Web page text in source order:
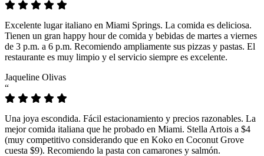
Excelente lugar italiano en Miami Springs. La comida es deliciosa.
Tienen un gran happy hour de comida y bebidas de martes a viernes
de 3 p.m. a 6 p.m. Recomiendo ampliamente sus pizzas y pastas. El
restaurante es muy limpio y el servicio siempre es excelente.
Jaqueline Olivas
“
Una joya escondida. Fácil estacionamiento y precios razonables. La
mejor comida italiana que he probado en Miami. Stella Artois a $4
(muy competitivo considerando que en Koko en Coconut Grove
cuesta $9). Recomiendo la pasta con camarones y salmón.